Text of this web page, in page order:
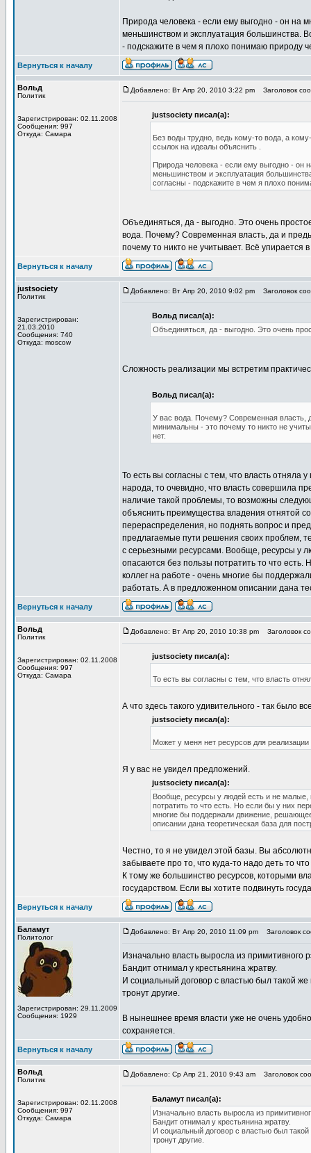
Природа человека - если ему выгодно - он на
меньшинством и эксплуатация большинства.
- подскажите в чем я плохо понимаю природу
Вернуться к началу
Вольд
Политик
Зарегистрирован: 02.11.2008
Сообщения: 997
Откуда: Самара
Добавлено: Вт Апр 20, 2010 3:22 pm Заголовок
justsociety писал(а):
Без воды трудно, ведь кому-то вода, а
ссылок на идеалы объяснить .
Природа человека - если ему выгодно - он
меньшинством и эксплуатация
согласны - подскажите в чем я плохо
Объединяться, да - выгодно. Это очень
вода. Почему? Современная власть, да и
почему то никто не учитывает. Всё упирается
Вернуться к началу
justsociety
Политик
Зарегистрирован:
21.03.2010
Сообщения: 740
Откуда: moscow
Добавлено: Вт Апр 20, 2010 9:02 pm Заголовок
Вольд писал(а):
Объединяться, да - выгодно. Это очень
Сложность реализации мы встретим
Вольд писал(а):
У вас вода. Почему? Современная власть,
минимальны - это почему то никто не
нет.
То есть вы согласны с тем, что власть отняла
народа, то очевидно, что власть совершила
наличие такой проблемы, то возможны
объяснить преимущества владения отнятой
перераспределения, но поднять вопрос и
предлагаемые пути решения своих проблем,
с серьезными ресурсами. Вообще, ресурсы у
опасаются без пользы потратить то что
коллег на работе - очень многие бы
работать. А в предложенном описании дана
Вернуться к началу
Вольд
Политик
Зарегистрирован: 02.11.2008
Сообщения: 997
Откуда: Самара
Добавлено: Вт Апр 20, 2010 10:38 pm Заголовок
justsociety писал(а):
То есть вы согласны с тем, что власть
А что здесь такого удивительного - так было
justsociety писал(а):
Может у меня нет ресурсов для
Я у вас не увидел предложений.
justsociety писал(а):
Вообще, ресурсы у людей есть и не малые,
потратить то что есть. Но если бы у них
многие бы поддержали движение,
описании дана теоретическая база для
Честно, то я не увидел этой базы. Вы
забываете про то, что куда-то надо деть то что
К тому же большинство ресурсов, которыми
государством. Если вы хотите подвинуть
Вернуться к началу
Баламут
Политолог
Зарегистрирован: 29.11.2009
Сообщения: 1929
Добавлено: Вт Апр 20, 2010 11:09 pm Заголовок
Изначально власть выросла из примитивного
Бандит отнимал у крестьянина жратву.
И социальный договор с властью был такой
тронут другие.
В нынешнее время власти уже не очень
сохраняется.
Вернуться к началу
Вольд
Политик
Зарегистрирован: 02.11.2008
Сообщения: 997
Откуда: Самара
Добавлено: Ср Апр 21, 2010 9:43 am Заголовок
Баламут писал(а):
Изначально власть выросла из
Бандит отнимал у крестьянина жратву.
И социальный договор с властью был
тронут другие.